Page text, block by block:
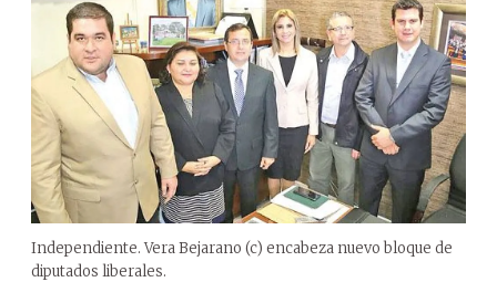
Independiente. Vera Bejarano (c) encabeza nuevo bloque de
diputados liberales.